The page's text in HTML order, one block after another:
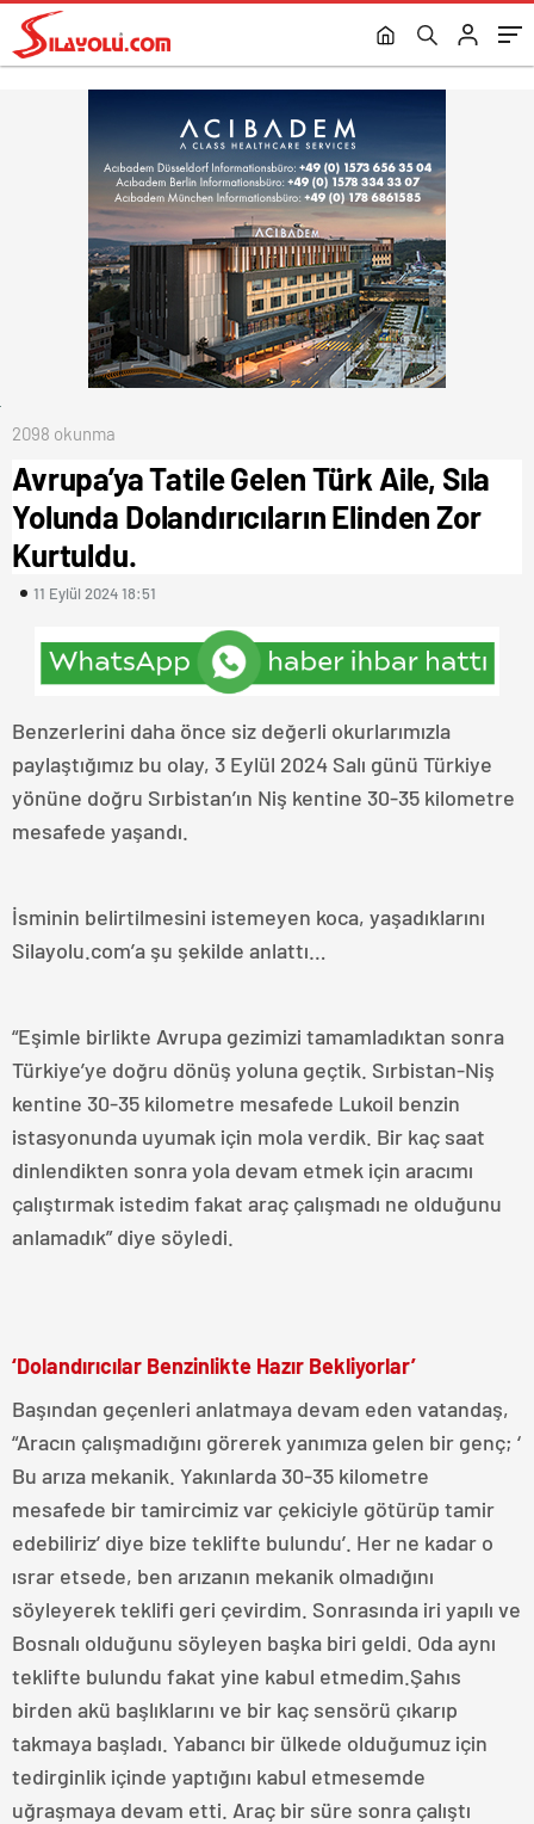
Kurtuldu.
2098 okunma
Avrupa’ya Tatile Gelen Türk Aile, Sıla
Yolunda Dolandırıcıların Elinden Zor
Kurtuldu.
11 Eylül 2024 18:51
Benzerlerini daha önce siz değerli okurlarımızla
paylaştığımız bu olay, 3 Eylül 2024 Salı günü Türkiye
yönüne doğru Sırbistan’ın Niş kentine 30-35 kilometre
mesafede yaşandı.
İsminin belirtilmesini istemeyen koca, yaşadıklarını
Silayolu.com’a şu şekilde anlattı…
“Eşimle birlikte Avrupa gezimizi tamamladıktan sonra
Türkiye’ye doğru dönüş yoluna geçtik. Sırbistan-Niş
kentine 30-35 kilometre mesafede Lukoil benzin
istasyonunda uyumak için mola verdik. Bir kaç saat
dinlendikten sonra yola devam etmek için aracımı
çalıştırmak istedim fakat araç çalışmadı ne olduğunu
anlamadık” diye söyledi.
‘Dolandırıcılar Benzinlikte Hazır Bekliyorlar’
Başından geçenleri anlatmaya devam eden vatandaş,
“Aracın çalışmadığını görerek yanımıza gelen bir genç; ‘
Bu arıza mekanik. Yakınlarda 30-35 kilometre
mesafede bir tamircimiz var çekiciyle götürüp tamir
edebiliriz’ diye bize teklifte bulundu’. Her ne kadar o
ısrar etsede, ben arızanın mekanik olmadığını
söyleyerek teklifi geri çevirdim. Sonrasında iri yapılı ve
Bosnalı olduğunu söyleyen başka biri geldi. Oda aynı
teklifte bulundu fakat yine kabul etmedim.Şahıs
birden akü başlıklarını ve bir kaç sensörü çıkarıp
takmaya başladı. Yabancı bir ülkede olduğumuz için
tedirginlik içinde yaptığını kabul etmesemde
uğraşmaya devam etti. Araç bir süre sonra çalıştı
Bu Soruların Cevabı Bu Haberde.